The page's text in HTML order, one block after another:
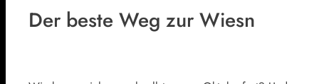
Der beste Weg zur Wiesn